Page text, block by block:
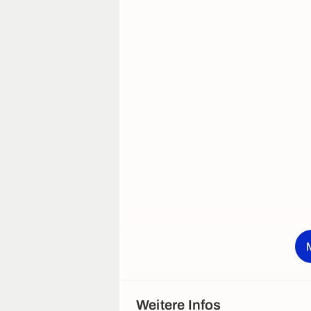
Weitere Infos